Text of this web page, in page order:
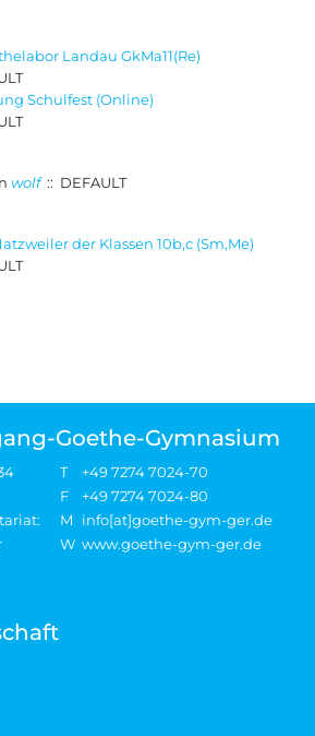
Landau GkMa11(Re)
Schulfest (Online)
wolf:: DEFAULT
der Klassen 10b,c (Sm,Me)
Goethe-Gymnasium
T
+49 7274 7024-70
F
+49 7274 7024-80
M
info[at]goethe-gym-ger.de
W www.goethe-gym-ger.de